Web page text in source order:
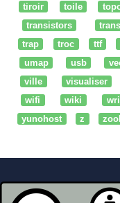
tiroir
toile
transistors
trap
troc ttf
umap
usb
ville
visualiser
wifi
wiki
yunohost
z